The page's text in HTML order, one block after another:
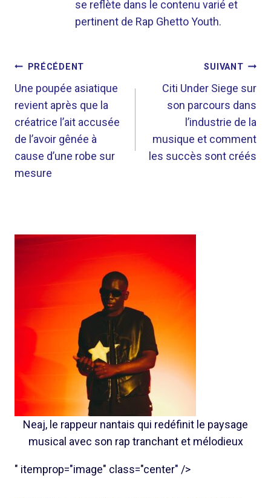
se reflète dans le contenu varié et
pertinent de Rap Ghetto Youth.
NAVIGATION
DE
L’ARTICLE
PRÉCÉDENT
Une poupée asiatique
revient après que la
créatrice l’ait accusée
de l’avoir gênée à
cause d’une robe sur
mesure
SUIVANT
Citi Under Siege sur
son parcours dans
l’industrie de la
musique et comment
les succès sont créés
Neaj, le rappeur nantais qui redéfinit le paysage
musical avec son rap tranchant et mélodieux
" itemprop="image" class="center" />